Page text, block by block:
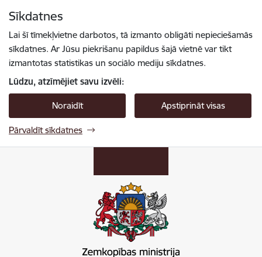
Sīkdatnes
Lai šī tīmekļvietne darbotos, tā izmanto obligāti nepieciešamās
sīkdatnes. Ar Jūsu piekrišanu papildus šajā vietnē var tikt
izmantotas statistikas un sociālo mediju sīkdatnes.
Lūdzu, atzīmējiet savu izvēli:
Noraidīt Apstiprināt visas
Pārvaldīt sīkdatnes